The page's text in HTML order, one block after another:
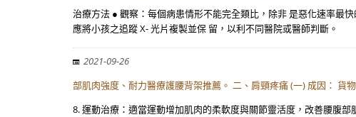
治療方法 ● 觀察：每個病患情形不能完全類比，除非 是惡化速率最
應將小孩之追蹤 X- 光片複製並保 留，以利不同醫院或醫師判斷。
2021-09-26
部肌肉強度、耐力醫療護腰背架推薦。 二、肩頸疼痛 (一) 成因： 貨
8. 運動治療：適當運動增加肌肉的柔軟度與關節靈活度，改善腰腹